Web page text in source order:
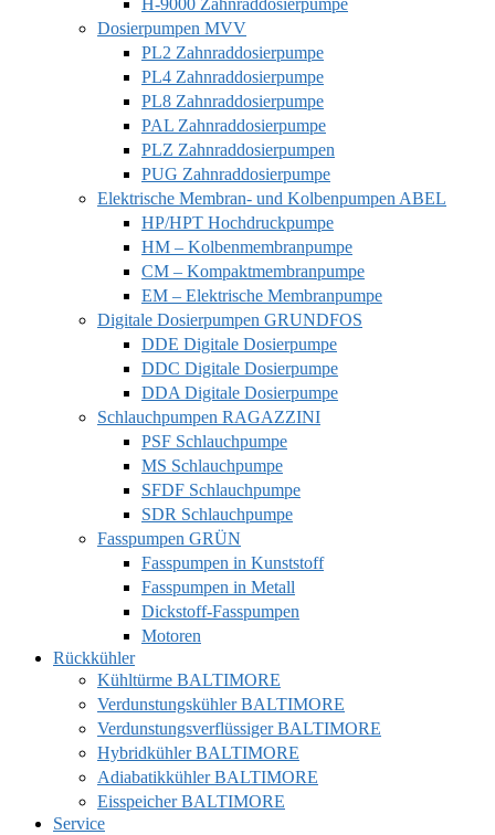
H-9000 Zahnraddosierpumpe
Dosierpumpen MVV
PL2 Zahnraddosierpumpe
PL4 Zahnraddosierpumpe
PL8 Zahnraddosierpumpe
PAL Zahnraddosierpumpe
PLZ Zahnraddosierpumpen
PUG Zahnraddosierpumpe
Elektrische Membran- und Kolbenpumpen ABEL
HP/HPT Hochdruckpumpe
HM – Kolbenmembranpumpe
CM – Kompaktmembranpumpe
EM – Elektrische Membranpumpe
Digitale Dosierpumpen GRUNDFOS
DDE Digitale Dosierpumpe
DDC Digitale Dosierpumpe
DDA Digitale Dosierpumpe
Schlauchpumpen RAGAZZINI
PSF Schlauchpumpe
MS Schlauchpumpe
SFDF Schlauchpumpe
SDR Schlauchpumpe
Fasspumpen GRÜN
Fasspumpen in Kunststoff
Fasspumpen in Metall
Dickstoff-Fasspumpen
Motoren
Rückkühler
Kühltürme BALTIMORE
Verdunstungskühler BALTIMORE
Verdunstungsverflüssiger BALTIMORE
Hybridkühler BALTIMORE
Adiabatikkühler BALTIMORE
Eisspeicher BALTIMORE
Service